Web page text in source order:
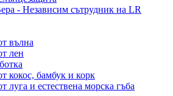
- Независим сътрудник на LR
вълна
лен
кокос, бамбук и корк
луга и естествена морска гъба